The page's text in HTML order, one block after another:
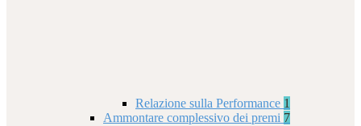
Relazione sulla Performance 1
Ammontare complessivo dei premi 7